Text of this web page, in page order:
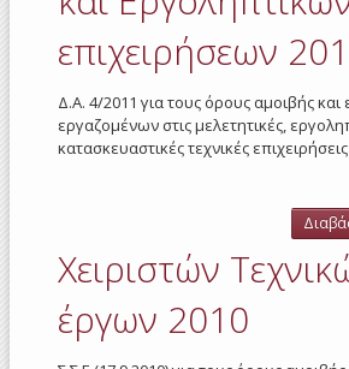
επιχειρήσεων
Δ.Α. 4/2011 για τους όρους αμοιβής και
εργαζομένων στις μελετητικές,
κατασκευαστικές τεχνικές
Χειριστών
έργων 2010